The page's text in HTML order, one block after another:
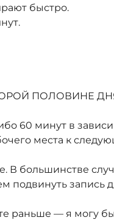
быстро.
ПОЛОВИНЕ ДНЯ:
60 минут в
места к
В большинстве
запись
раньше — я могу